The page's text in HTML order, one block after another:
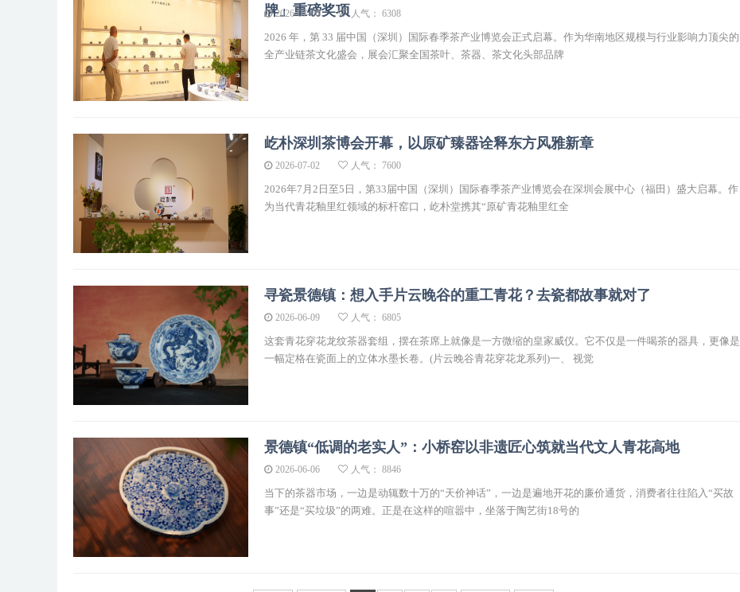
牌」重磅奖项
2026-07-06 人气： 6308
2026 年，第 33 届中国（深圳）国际春季茶产业博览会正式启幕。作为华南地区规模与行业影响力顶尖的
全产业链茶文化盛会，展会汇聚全国茶叶、茶器、茶文化头部品牌
屹朴深圳茶博会开幕，以原矿臻器诠释东方风雅新章
2026-07-02 人气： 7600
2026年7月2日至5日，第33届中国（深圳）国际春季茶产业博览会在深圳会展中心（福田）盛大启幕。作
为当代青花釉里红领域的标杆窑口，屹朴堂携其“原矿青花釉里红全
寻瓷景德镇：想入手片云晚谷的重工青花？去瓷都故事就对了
2026-06-09 人气： 6805
这套青花穿花龙纹茶器套组，摆在茶席上就像是一方微缩的皇家威仪。它不仅是一件喝茶的器具，更像是
一幅定格在瓷面上的立体水墨长卷。(片云晚谷青花穿花龙系列)一、 视觉
景德镇“低调的老实人”：小桥窑以非遗匠心筑就当代文人青花高地
2026-06-06 人气： 8846
当下的茶器市场，一边是动辄数十万的“天价神话”，一边是遍地开花的廉价通货，消费者往往陷入“买故
事”还是“买垃圾”的两难。正是在这样的喧嚣中，坐落于陶艺街18号的